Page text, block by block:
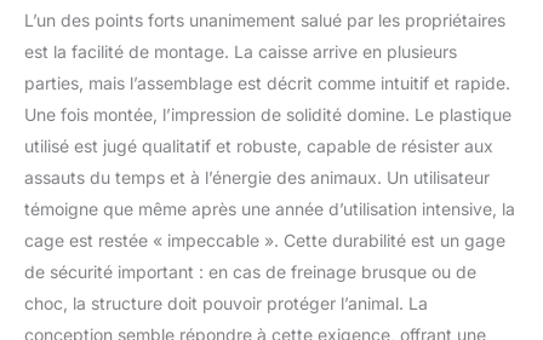
confortable tout au
long du voyage.
NETTOYAGE RAPIDE:
La caisse transpot
chien Atlas Car peut
être facilement nettoyé
humide. Ainsi, il sera
toujours prêt pour
votre prochaine
aventure!
xh 71 cm. Charge max
L’un des points forts unanimement salué par les propriétaires
est la facilité de montage. La caisse arrive en plusieurs
parties, mais l’assemblage est décrit comme intuitif et rapide.
Une fois montée, l’impression de solidité domine. Le plastique
utilisé est jugé qualitatif et robuste, capable de résister aux
assauts du temps et à l’énergie des animaux. Un utilisateur
témoigne que même après une année d’utilisation intensive, la
cage est restée « impeccable ». Cette durabilité est un gage
de sécurité important : en cas de freinage brusque ou de
choc, la structure doit pouvoir protéger l’animal. La
conception semble répondre à cette exigence, offrant une